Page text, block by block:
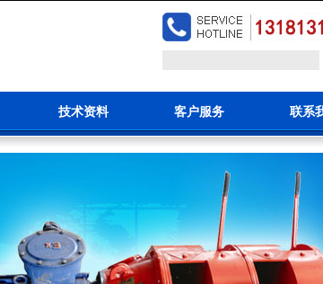
技术资料 客户服务 联系